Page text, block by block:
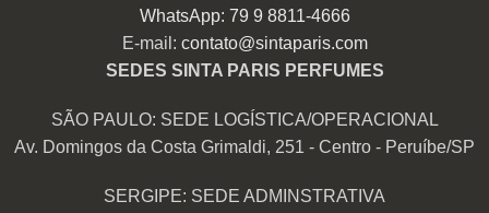
WhatsApp: 79 9 8811-4666
E-mail: contato@sintaparis.com
SEDES SINTA PARIS PERFUMES
SÃO PAULO: SEDE LOGÍSTICA/OPERACIONAL
Av. Domingos da Costa Grimaldi, 251 - Centro - Peruíbe/SP
SERGIPE: SEDE ADMINSTRATIVA